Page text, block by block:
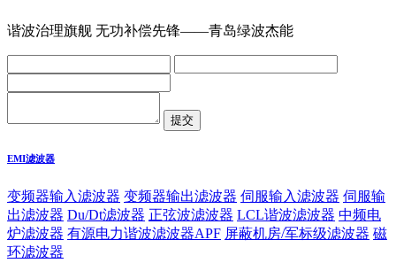
谐波治理旗舰 无功补偿先锋——青岛绿波杰能
EMI滤波器
变频器输入滤波器 变频器输出滤波器 伺服输入滤波器 伺服输
出滤波器 Du/Dt滤波器 正弦波滤波器 LCL谐波滤波器 中频电
炉滤波器 有源电力谐波滤波器APF 屏蔽机房/军标级滤波器 磁
环滤波器